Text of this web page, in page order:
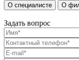
О специалисте О
Задать вопрос